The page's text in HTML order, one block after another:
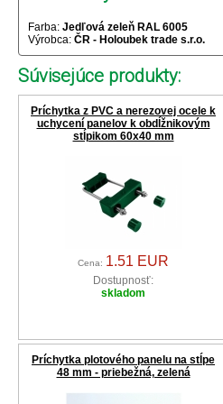
Farba: Jedľová zeleň RAL 6005
Výrobca: ČR - Holoubek trade s.r.o.
Súvisejúce produkty:
Príchytka z PVC a nerezovej ocele k
uchycení panelov k obdĺžnikovým
stĺpikom 60x40 mm
Cena: 1.51 EUR
Dostupnosť:
skladom
Príchytka plotového panelu na stĺpe
48 mm - priebežná, zelená